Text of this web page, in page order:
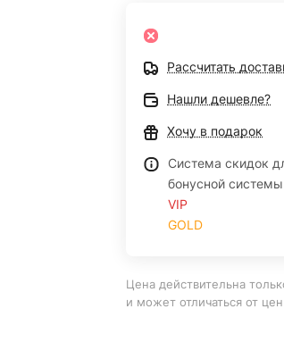
Рассчитать
Нашли дешевле?
Хочу в подарок
Система скидок
бонусной системы
VIP
GOLD
Цена действительна
и может отличаться от